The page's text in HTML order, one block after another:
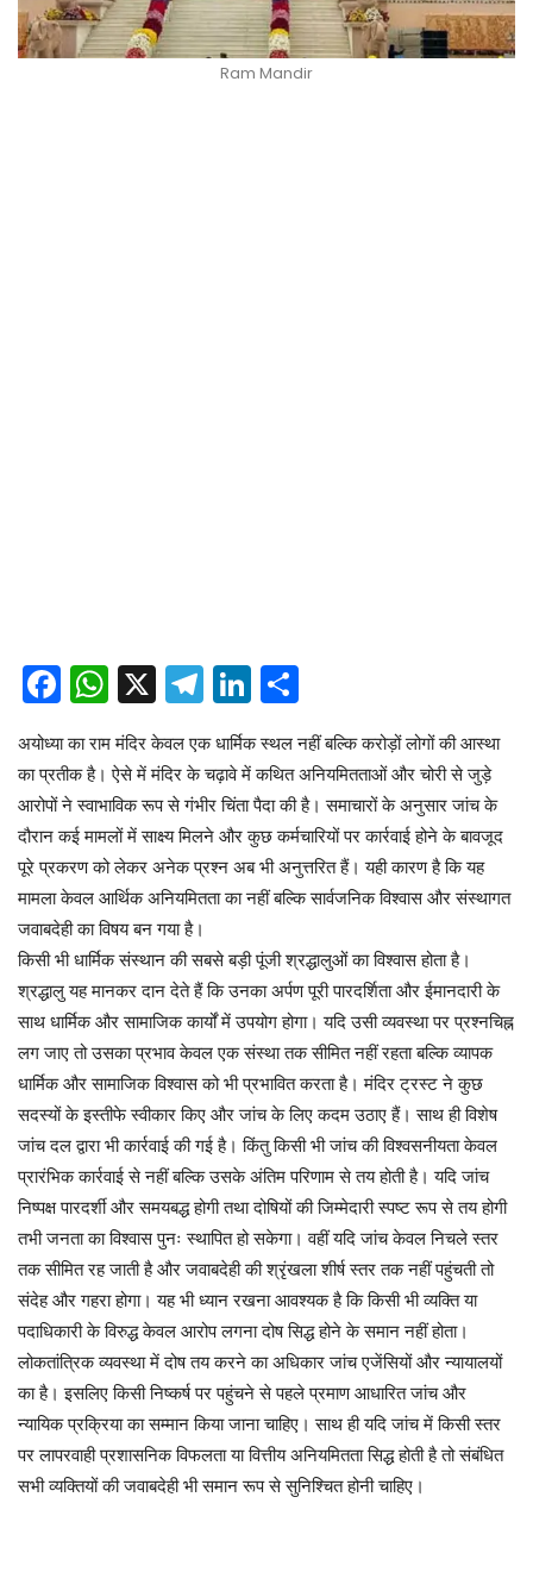
Ram Mandir
Facebook
WhatsApp
X Telegram
LinkedIn
अयोध्या का राम मंदिर केवल एक धार्मिक स्थल नहीं बल्कि करोड़ों लोगों की आस्था
का प्रतीक है। ऐसे में मंदिर के चढ़ावे में कथित अनियमितताओं और चोरी से जुड़े
आरोपों ने स्वाभाविक रूप से गंभीर चिंता पैदा की है। समाचारों के अनुसार जांच के
दौरान कई मामलों में साक्ष्य मिलने और कुछ कर्मचारियों पर कार्रवाई होने के बावजूद
पूरे प्रकरण को लेकर अनेक प्रश्न अब भी अनुत्तरित हैं। यही कारण है कि यह
मामला केवल आर्थिक अनियमितता का नहीं बल्कि सार्वजनिक विश्वास और संस्थागत
जवाबदेही का विषय बन गया है।
किसी भी धार्मिक संस्थान की सबसे बड़ी पूंजी श्रद्धालुओं का विश्वास होता है।
श्रद्धालु यह मानकर दान देते हैं कि उनका अर्पण पूरी पारदर्शिता और ईमानदारी के
साथ धार्मिक और सामाजिक कार्यों में उपयोग होगा। यदि उसी व्यवस्था पर प्रश्नचिह्न
लग जाए तो उसका प्रभाव केवल एक संस्था तक सीमित नहीं रहता बल्कि व्यापक
धार्मिक और सामाजिक विश्वास को भी प्रभावित करता है। मंदिर ट्रस्ट ने कुछ
सदस्यों के इस्तीफे स्वीकार किए और जांच के लिए कदम उठाए हैं। साथ ही विशेष
जांच दल द्वारा भी कार्रवाई की गई है। किंतु किसी भी जांच की विश्वसनीयता केवल
प्रारंभिक कार्रवाई से नहीं बल्कि उसके अंतिम परिणाम से तय होती है। यदि जांच
निष्पक्ष पारदर्शी और समयबद्ध होगी तथा दोषियों की जिम्मेदारी स्पष्ट रूप से तय होगी
तभी जनता का विश्वास पुनः स्थापित हो सकेगा। वहीं यदि जांच केवल निचले स्तर
तक सीमित रह जाती है और जवाबदेही की श्रृंखला शीर्ष स्तर तक नहीं पहुंचती तो
संदेह और गहरा होगा। यह भी ध्यान रखना आवश्यक है कि किसी भी व्यक्ति या
पदाधिकारी के विरुद्ध केवल आरोप लगना दोष सिद्ध होने के समान नहीं होता।
लोकतांत्रिक व्यवस्था में दोष तय करने का अधिकार जांच एजेंसियों और न्यायालयों
का है। इसलिए किसी निष्कर्ष पर पहुंचने से पहले प्रमाण आधारित जांच और
न्यायिक प्रक्रिया का सम्मान किया जाना चाहिए। साथ ही यदि जांच में किसी स्तर
पर लापरवाही प्रशासनिक विफलता या वित्तीय अनियमितता सिद्ध होती है तो संबंधित
सभी व्यक्तियों की जवाबदेही भी समान रूप से सुनिश्चित होनी चाहिए।